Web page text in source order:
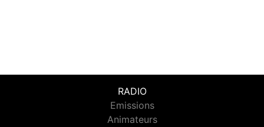
RADIO
Emissions
Animateurs